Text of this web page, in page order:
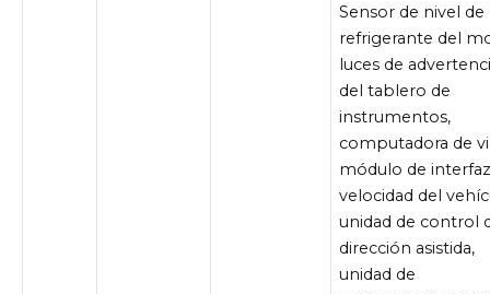
Sensor de nivel de
refrigerante del
luces de
del tablero de
instrumentos,
computadora de
módulo de
velocidad del
unidad de control
dirección asistida,
unidad de